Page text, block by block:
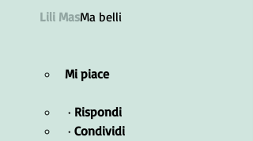
Lili MasMa belli
Mi piace
· Rispondi
· Condividi